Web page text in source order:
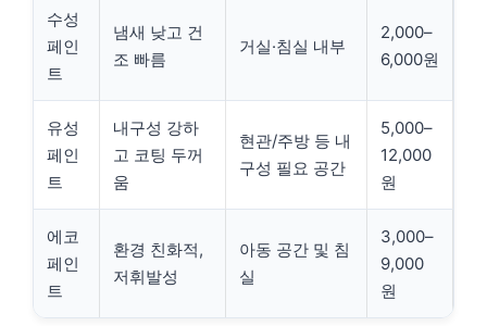
수성
페인
트
냄새 낮고 건
조 빠름
거실·침실 내부
2,000–
6,000원
유성
페인
트
내구성 강하
고 코팅 두꺼
움
현관/주방 등 내
구성 필요 공간
5,000–
12,000
원
에코
페인
트
환경 친화적,
저휘발성
아동 공간 및 침
실
3,000–
9,000
원